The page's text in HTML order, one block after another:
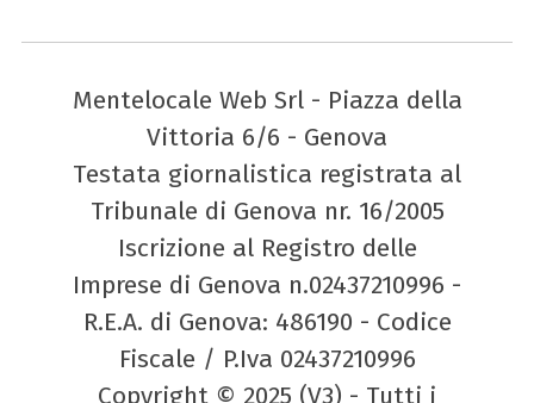
Mentelocale Web Srl - Piazza della
Vittoria 6/6 - Genova
Testata giornalistica registrata al
Tribunale di Genova nr. 16/2005
Iscrizione al Registro delle
Imprese di Genova n.02437210996 -
R.E.A. di Genova: 486190 - Codice
Fiscale / P.Iva 02437210996
Copyright © 2025 (V3) - Tutti i